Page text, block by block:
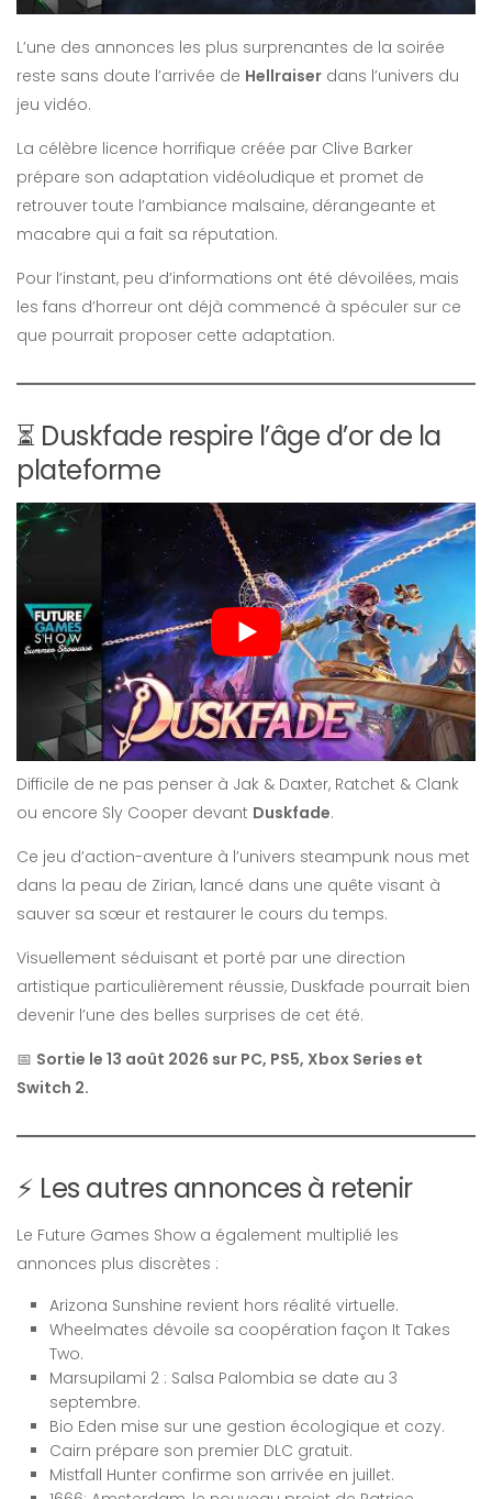
L’une des annonces les plus surprenantes de la soirée
reste sans doute l’arrivée de Hellraiser dans l’univers du
jeu vidéo.
La célèbre licence horrifique créée par Clive Barker
prépare son adaptation vidéoludique et promet de
retrouver toute l’ambiance malsaine, dérangeante et
macabre qui a fait sa réputation.
Pour l’instant, peu d’informations ont été dévoilées, mais
les fans d’horreur ont déjà commencé à spéculer sur ce
que pourrait proposer cette adaptation.
⏳ Duskfade respire l’âge d’or de la
plateforme
Difficile de ne pas penser à Jak & Daxter, Ratchet & Clank
ou encore Sly Cooper devant Duskfade.
Ce jeu d’action-aventure à l’univers steampunk nous met
dans la peau de Zirian, lancé dans une quête visant à
sauver sa sœur et restaurer le cours du temps.
Visuellement séduisant et porté par une direction
artistique particulièrement réussie, Duskfade pourrait bien
devenir l’une des belles surprises de cet été.
📅 Sortie le 13 août 2026 sur PC, PS5, Xbox Series et
Switch 2.
⚡ Les autres annonces à retenir
Le Future Games Show a également multiplié les
annonces plus discrètes :
Arizona Sunshine revient hors réalité virtuelle.
Wheelmates dévoile sa coopération façon It Takes
Two.
Marsupilami 2 : Salsa Palombia se date au 3
septembre.
Bio Eden mise sur une gestion écologique et cozy.
Cairn prépare son premier DLC gratuit.
Mistfall Hunter confirme son arrivée en juillet.